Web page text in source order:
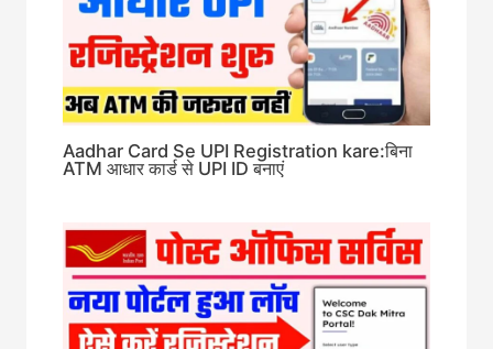
Aadhar Card Se UPI Registration kare:बिना
ATM आधार कार्ड से UPI ID बनाएं